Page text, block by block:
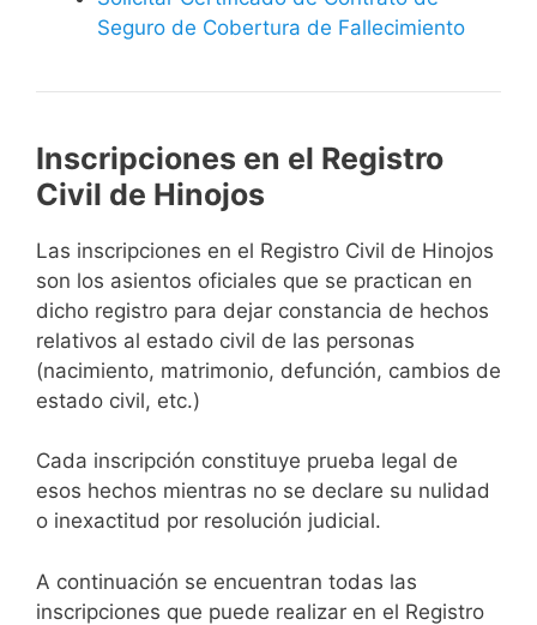
Seguro de Cobertura de Fallecimiento
Inscripciones en el Registro
Civil de Hinojos
Las inscripciones en el Registro Civil de Hinojos
son los asientos oficiales que se practican en
dicho registro para dejar constancia de hechos
relativos al estado civil de las personas
(nacimiento, matrimonio, defunción, cambios de
estado civil, etc.)
Cada inscripción constituye prueba legal de
esos hechos mientras no se declare su nulidad
o inexactitud por resolución judicial.
A continuación se encuentran todas las
inscripciones que puede realizar en el Registro